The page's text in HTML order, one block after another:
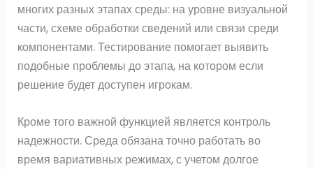
многих разных этапах среды: на уровне визуальной
части, схеме обработки сведений или связи среди
компонентами. Тестирование помогает выявить
подобные проблемы до этапа, на котором если
решение будет доступен игрокам.
Кроме того важной функцией является контроль
надежности. Среда обязана точно работать во
время вариативных режимах, с учетом долгое